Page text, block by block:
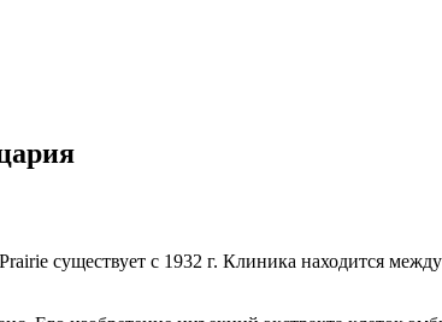
существует с 1932 г. Клиника находится